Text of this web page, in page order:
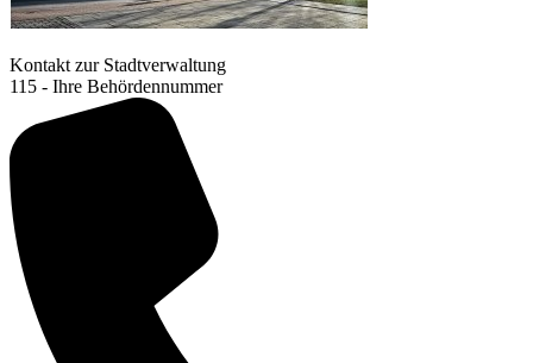
Kontakt zur Stadtverwaltung
115 - Ihre Behördennummer